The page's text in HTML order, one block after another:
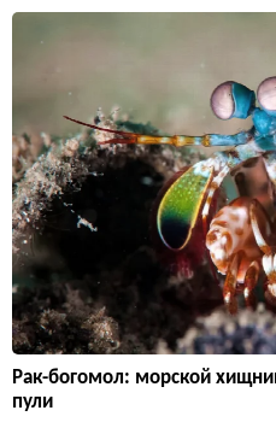
Рак-богомол: морской
пули